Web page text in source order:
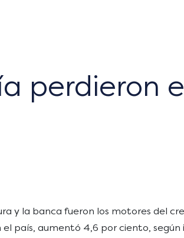
perdieron
y la banca fueron los motores del
país, aumentó 4,6 por ciento,